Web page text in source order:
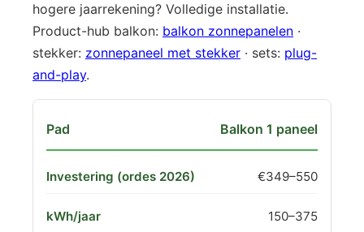
hogere jaarrekening? Volledige installatie.
Product-hub balkon: balkon zonnepanelen ·
stekker: zonnepaneel met stekker · sets: plug-
and-play.
Balkon 1 paneel
€349–550
150–375